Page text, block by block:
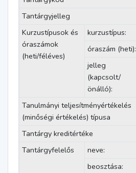
Tantárgyjelleg
Kurzustípusok és
óraszámok
(heti/féléves)
kurzustípus:
óraszám (heti):
jelleg
(kapcsolt/
önálló):
Tanulmányi teljesítményértékelés
(minőségi értékelés) típusa
Tantárgy kreditértéke
Tantárgyfelelős
neve:
beosztása: